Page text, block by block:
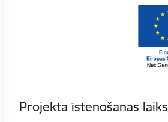
Projekta īstenošanas laiks